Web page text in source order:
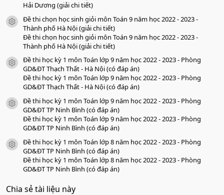
Hải Dương (giải chi tiết)
icon tài liệu
Đề thi chọn học sinh giỏi môn Toán 9 năm học 2022 - 2023 -
Thành phố Hà Nội (giải chi tiết)
Đề thi chọn học sinh giỏi môn Toán 9 năm học 2022 - 2023 -
Thành phố Hà Nội (giải chi tiết)
icon tài liệu
Đề thi học kỳ 1 môn Toán lớp 9 năm học 2022 - 2023 - Phòng
GD&ĐT Thạch Thất - Hà Nội (có đáp án)
Đề thi học kỳ 1 môn Toán lớp 9 năm học 2022 - 2023 - Phòng
GD&ĐT Thạch Thất - Hà Nội (có đáp án)
icon tài liệu
Đề thi học kỳ 1 môn Toán lớp 9 năm học 2022 - 2023 - Phòng
GD&ĐT TP Ninh Bình (có đáp án)
Đề thi học kỳ 1 môn Toán lớp 9 năm học 2022 - 2023 - Phòng
GD&ĐT TP Ninh Bình (có đáp án)
icon tài liệu
Đề thi học kỳ 1 môn Toán lớp 8 năm học 2022 - 2023 - Phòng
GD&ĐT TP Ninh Bình (có đáp án)
Đề thi học kỳ 1 môn Toán lớp 8 năm học 2022 - 2023 - Phòng
GD&ĐT TP Ninh Bình (có đáp án)
Chia sẻ tài liệu này